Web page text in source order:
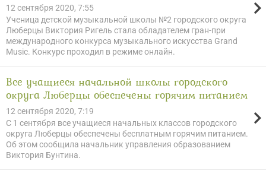
12 сентября 2020, 7:55
Ученица детской музыкальной школы №2 городского округа
Люберцы Виктория Ригель стала обладателем гран-при
международного конкурса музыкального искусства Grand
Music. Конкурс проходил в режиме онлайн.
Все учащиеся начальной школы городского
округа Люберцы обеспечены горячим питанием
12 сентября 2020, 7:19
С 1 сентября все учащиеся начальных классов городского
округа Люберцы обеспечены бесплатным горячим питанием.
Об этом сообщила начальник управления образованием
Виктория Бунтина.